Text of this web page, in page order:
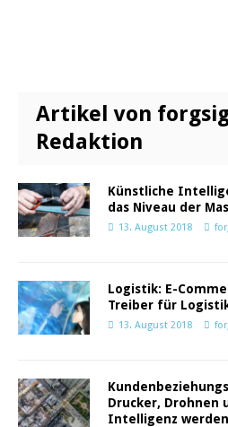
Artikel von
Redaktion
Künstliche
das Niveau der
13. August 2018
Logistik: E-
Treiber für
13. August 2018
Drucker, Drohnen
Intelligenz